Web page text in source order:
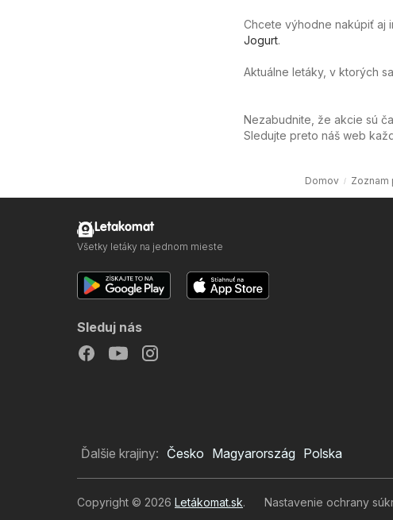
Chcete výhodne nakúpiť aj
Jogurt.
Aktuálne letáky, v ktorých
Nezabudnite, že akcie sú
Sledujte preto náš web
Domov Zoznam
Letakomat
Všetky letáky na jednom mieste
Sleduj nás
Ďalšie krajiny: Česko Magyarország Polska
Copyright © 2026 Letákomat.sk. Nastavenie ochrany